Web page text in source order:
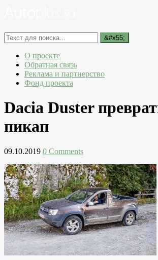
О проекте
Обратная связь
Реклама и партнерство
Фонд проекта
Dacia Duster
пикап
09.10.2019 0 Comments